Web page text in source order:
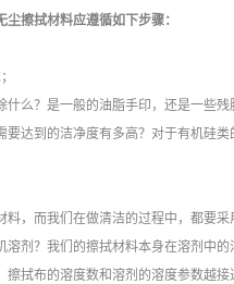
擦拭材料应遵循如下步骤：
么？是一般的油脂手印，还是一些
达到的洁净度有多高？对于有机硅
，而我们在做清洁的过程中，都要
剂？我们的擦拭材料本身在溶剂中
拭布的溶度数和溶剂的溶度参数越